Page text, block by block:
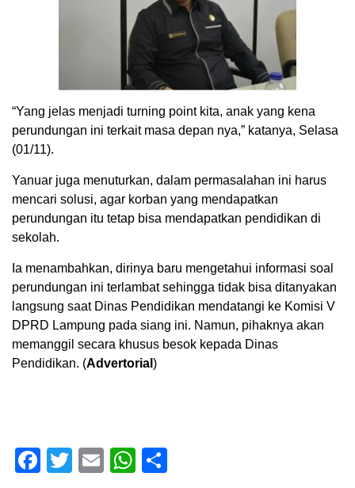
“Yang jelas menjadi turning point kita, anak yang kena
perundungan ini terkait masa depan nya,” katanya, Selasa
(01/11).
Yanuar juga menuturkan, dalam permasalahan ini harus
mencari solusi, agar korban yang mendapatkan
perundungan itu tetap bisa mendapatkan pendidikan di
sekolah.
Ia menambahkan, dirinya baru mengetahui informasi soal
perundungan ini terlambat sehingga tidak bisa ditanyakan
langsung saat Dinas Pendidikan mendatangi ke Komisi V
DPRD Lampung pada siang ini. Namun, pihaknya akan
memanggil secara khusus besok kepada Dinas
Pendidikan. (Advertorial )
Facebook
Twitter
EmailWhatsApp